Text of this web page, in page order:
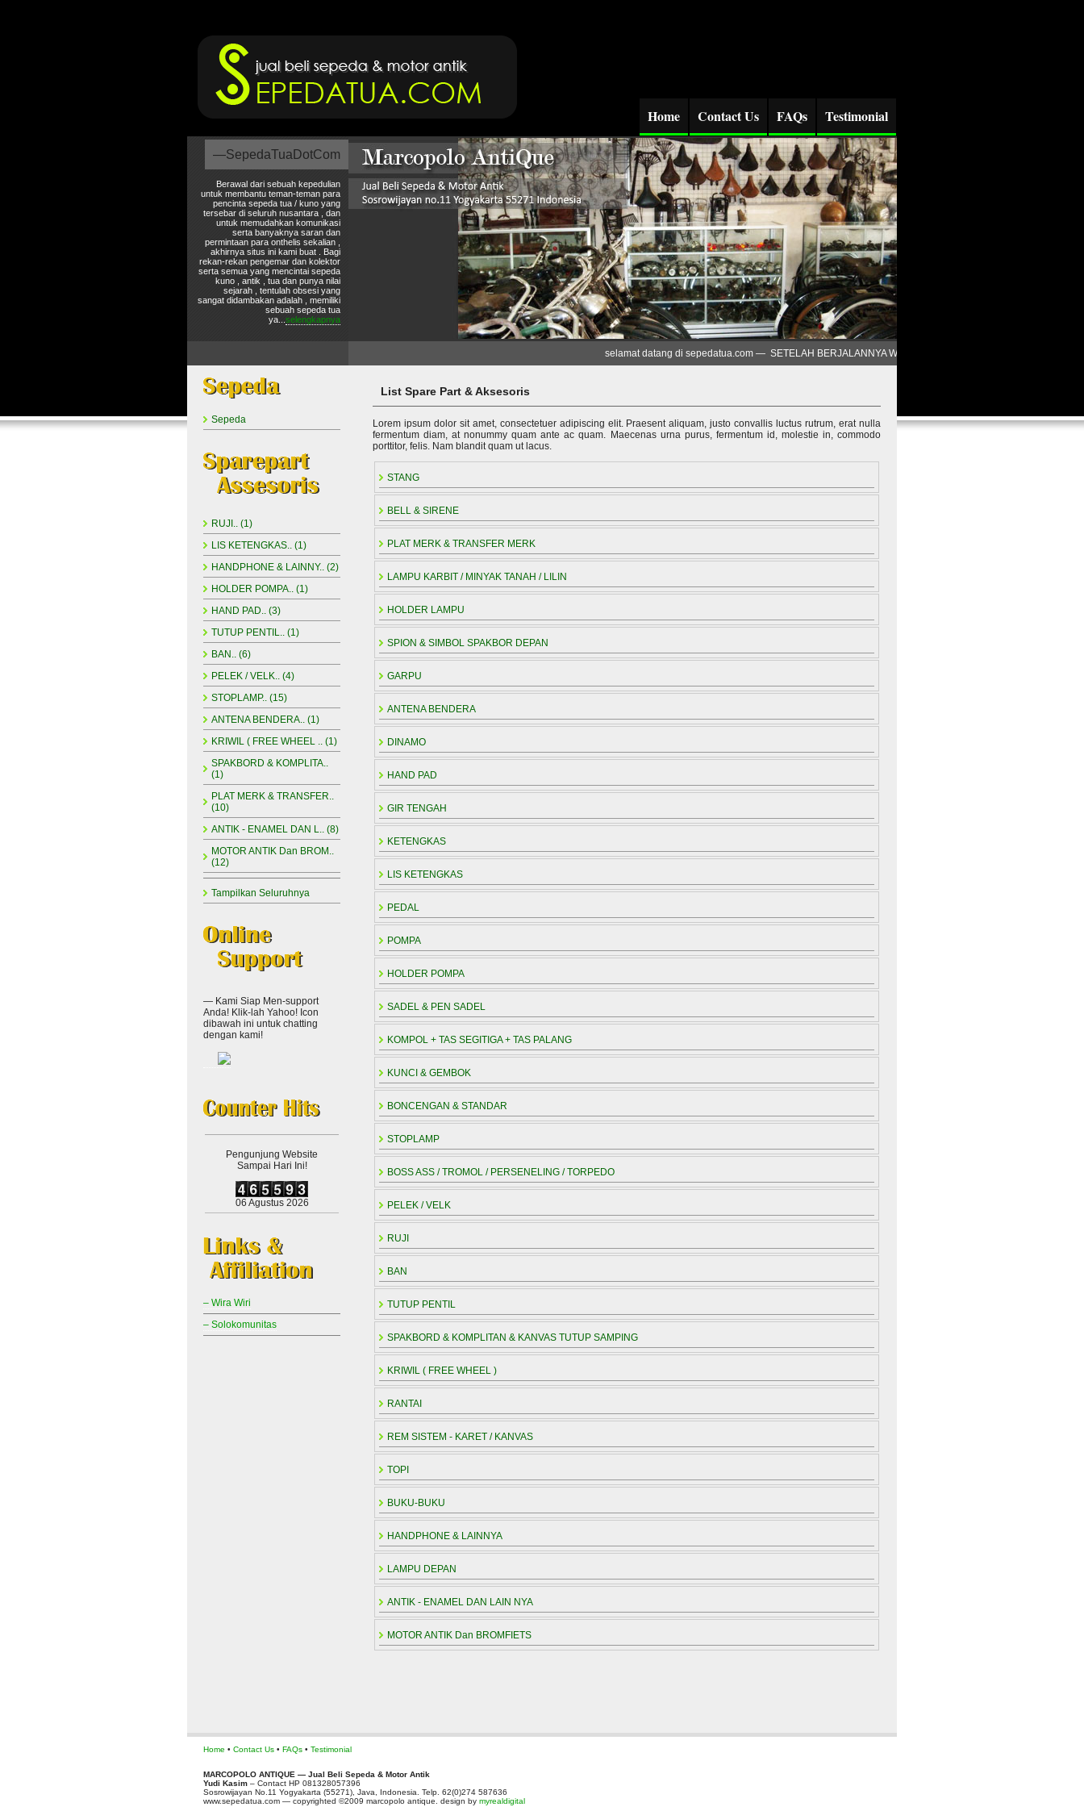
Home Contact Us FAQs Testimonial
—SepedaTuaDotCom
Berawal dari sebuah kepedulian
untuk membantu teman-teman para
pencinta sepeda tua / kuno yang
tersebar di seluruh nusantara , dan
untuk memudahkan komunikasi
serta banyaknya saran dan
permintaan para onthelis sekalian ,
akhirnya situs ini kami buat . Bagi
rekan-rekan pengemar dan kolektor
serta semua yang mencintai sepeda
kuno , antik , tua dan punya nilai
sejarah , tentulah obsesi yang
sangat didambakan adalah , memiliki
sebuah sepeda tua
ya... selengkapnya
selamat datang di sepedatua.com — SETELAH BERJALANNYA WAKTU SEJAK JUNI TAHUN LALU , HINGGA
Sepeda
RUJI.. (1)
LIS KETENGKAS.. (1)
HANDPHONE & LAINNY.. (2)
HOLDER POMPA.. (1)
HAND PAD.. (3)
TUTUP PENTIL.. (1)
BAN.. (6)
PELEK / VELK.. (4)
STOPLAMP.. (15)
ANTENA BENDERA.. (1)
KRIWIL ( FREE WHEEL .. (1)
SPAKBORD & KOMPLITA..
(1)
PLAT MERK & TRANSFER..
(10)
ANTIK - ENAMEL DAN L.. (8)
MOTOR ANTIK Dan BROM..
(12)
Tampilkan Seluruhnya
— Kami Siap Men-support
Anda! Klik-lah Yahoo! Icon
dibawah ini untuk chatting
dengan kami!
Pengunjung Website
Sampai Hari Ini!
06 Agustus 2026
– Wira Wiri
– Solokomunitas
List Spare Part & Aksesoris
Lorem ipsum dolor sit amet, consectetuer adipiscing elit. Praesent aliquam, justo convallis luctus rutrum, erat nulla
fermentum diam, at nonummy quam ante ac quam. Maecenas urna purus, fermentum id, molestie in, commodo
porttitor, felis. Nam blandit quam ut lacus.
STANG
BELL & SIRENE
PLAT MERK & TRANSFER MERK
LAMPU KARBIT / MINYAK TANAH / LILIN
HOLDER LAMPU
SPION & SIMBOL SPAKBOR DEPAN
GARPU
ANTENA BENDERA
DINAMO
HAND PAD
GIR TENGAH
KETENGKAS
LIS KETENGKAS
PEDAL
POMPA
HOLDER POMPA
SADEL & PEN SADEL
KOMPOL + TAS SEGITIGA + TAS PALANG
KUNCI & GEMBOK
BONCENGAN & STANDAR
STOPLAMP
BOSS ASS / TROMOL / PERSENELING / TORPEDO
PELEK / VELK
RUJI
BAN
TUTUP PENTIL
SPAKBORD & KOMPLITAN & KANVAS TUTUP SAMPING
KRIWIL ( FREE WHEEL )
RANTAI
REM SISTEM - KARET / KANVAS
TOPI
BUKU-BUKU
HANDPHONE & LAINNYA
LAMPU DEPAN
ANTIK - ENAMEL DAN LAIN NYA
MOTOR ANTIK Dan BROMFIETS
Home • Contact Us • FAQs • Testimonial
MARCOPOLO ANTIQUE — Jual Beli Sepeda & Motor Antik
Yudi Kasim – Contact HP 081328057396
Sosrowijayan No.11 Yogyakarta (55271), Java, Indonesia. Telp. 62(0)274 587636
www.sepedatua.com — copyrighted ©2009 marcopolo antique. design by myrealdigital